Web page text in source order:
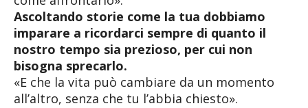
Ascoltando storie come la tua dobbiamo
imparare a ricordarci sempre di quanto il
nostro tempo sia prezioso, per cui non
bisogna sprecarlo.
«E che la vita può cambiare da un momento
all’altro, senza che tu l’abbia chiesto».